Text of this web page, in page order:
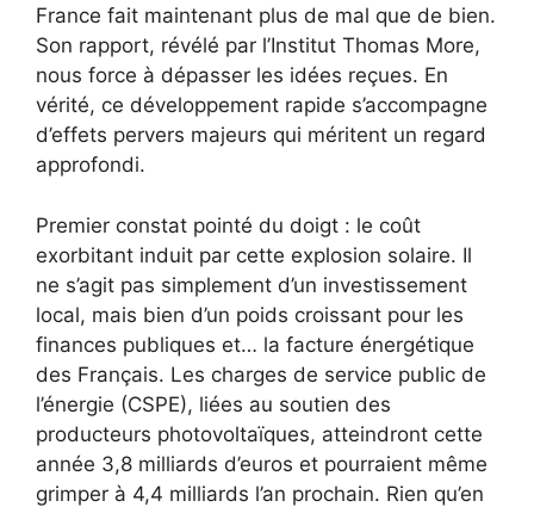
France fait maintenant plus de mal que de bien.
Son rapport, révélé par l’Institut Thomas More,
nous force à dépasser les idées reçues. En
vérité, ce développement rapide s’accompagne
d’effets pervers majeurs qui méritent un regard
approfondi.
Premier constat pointé du doigt : le coût
exorbitant induit par cette explosion solaire. Il
ne s’agit pas simplement d’un investissement
local, mais bien d’un poids croissant pour les
finances publiques et… la facture énergétique
des Français. Les charges de service public de
l’énergie (CSPE), liées au soutien des
producteurs photovoltaïques, atteindront cette
année 3,8 milliards d’euros et pourraient même
grimper à 4,4 milliards l’an prochain. Rien qu’en